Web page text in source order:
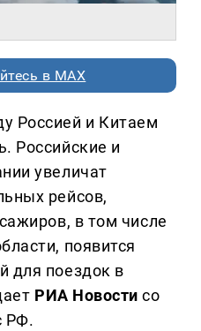
в MAX
Россией и Китаем
Российские и
увеличат
рейсов,
в том числе
появится
для поездок в
РИА Новости со
РФ.